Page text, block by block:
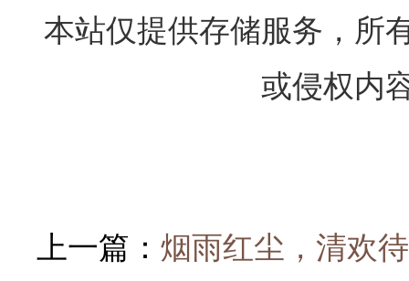
本站仅提供存储服务，所
或侵权内
上一篇： 烟雨红尘，清欢